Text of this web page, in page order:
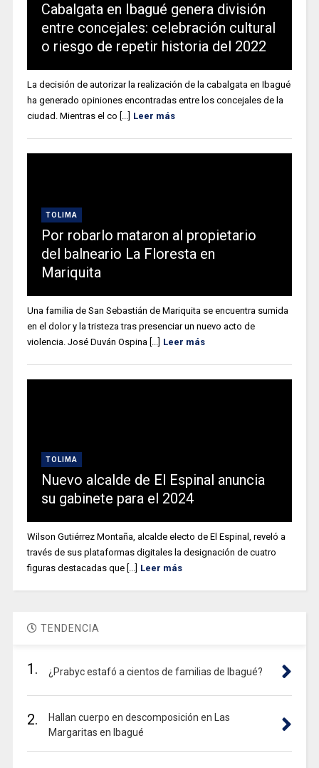
Cabalgata en Ibagué genera división
entre concejales: celebración cultural
o riesgo de repetir historia del 2022
La decisión de autorizar la realización de la cabalgata en Ibagué
ha generado opiniones encontradas entre los concejales de la
ciudad. Mientras el co [...] Leer más
TOLIMA
Por robarlo mataron al propietario
del balneario La Floresta en
Mariquita
Una familia de San Sebastián de Mariquita se encuentra sumida
en el dolor y la tristeza tras presenciar un nuevo acto de
violencia. José Duván Ospina [...] Leer más
TOLIMA
Nuevo alcalde de El Espinal anuncia
su gabinete para el 2024
Wilson Gutiérrez Montaña, alcalde electo de El Espinal, reveló a
través de sus plataformas digitales la designación de cuatro
figuras destacadas que [...] Leer más
TENDENCIA
1. ¿Prabyc estafó a cientos de familias de Ibagué?
2.
Hallan cuerpo en descomposición en Las
Margaritas en Ibagué